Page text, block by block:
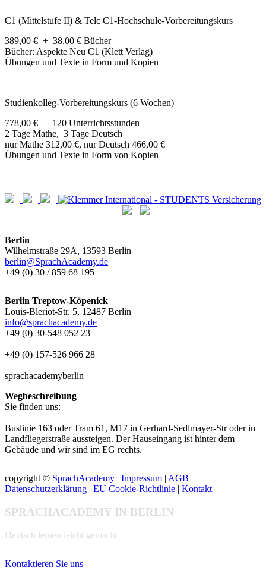
C1 (Mittelstufe II) & Telc C1-Hochschule-Vorbereitungskurs
389,00 € + 38,00 € Bücher
Bücher: Aspekte Neu C1 (Klett Verlag)
Übungen und Texte in Form und Kopien
Studienkolleg-Vorbereitungskurs (6 Wochen)
778,00 € – 120 Unterrichtsstunden
2 Tage Mathe, 3 Tage Deutsch
nur Mathe 312,00 €, nur Deutsch 466,00 €
Übungen und Texte in Form von Kopien
Berlin
Wilhelmstraße 29A, 13593 Berlin
berlin@SprachAcademy.de
+49 (0) 30 / 859 68 195
Berlin Treptow-Köpenick
Louis-Bleriot-Str. 5, 12487 Berlin
info@sprachacademy.de
+49 (0) 30-548 052 23
+49 (0) 157-526 966 28
sprachacademyberlin
Wegbeschreibung
Sie finden uns:
Buslinie 163 oder Tram 61, M17 in Gerhard-Sedlmayer-Str oder in
Landfliegerstraße aussteigen. Der Hauseingang ist hinter dem
Gebäude und wir sind im EG rechts.
copyright © SprachAcademy | Impressum | AGB |
Datenschutzerklärung | EU Cookie-Richtlinie | Kontakt
SPRACHACADEMY IN BERLIN
Deutsch lernen leicht gemacht
Kontaktieren Sie uns